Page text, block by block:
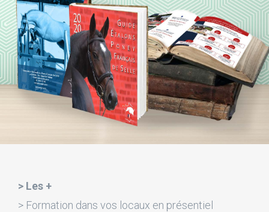
> Les +
> Formation dans vos locaux en présentiel